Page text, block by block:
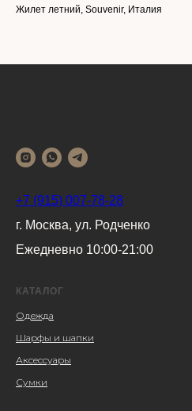
Жилет летний, Souvenir, Италия
+7 (915) 007-78-28
г. Москва, ул. Родченко
Ежедневно 10:00-21:00
КАТАЛОГ
Одежда
Шарфы и шапки
Аксессуары
Сумки